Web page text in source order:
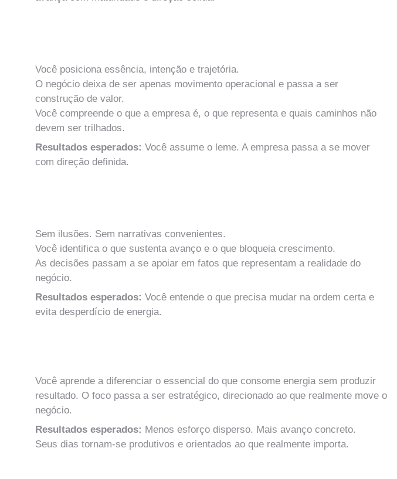
Você posiciona essência, intenção e trajetória.
O negócio deixa de ser apenas movimento operacional e passa a ser
construção de valor.
Você compreende o que a empresa é, o que representa e quais caminhos não
devem ser trilhados.
Resultados esperados: Você assume o leme. A empresa passa a se mover
com direção definida.
Sem ilusões. Sem narrativas convenientes.
Você identifica o que sustenta avanço e o que bloqueia crescimento.
As decisões passam a se apoiar em fatos que representam a realidade do
negócio.
Resultados esperados: Você entende o que precisa mudar na ordem certa e
evita desperdício de energia.
Você aprende a diferenciar o essencial do que consome energia sem produzir
resultado. O foco passa a ser estratégico, direcionado ao que realmente move o
negócio.
Resultados esperados: Menos esforço disperso. Mais avanço concreto.
Seus dias tornam-se produtivos e orientados ao que realmente importa.